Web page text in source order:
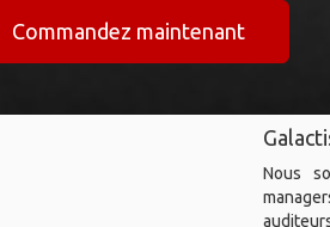
Commandez maintenant
Nous